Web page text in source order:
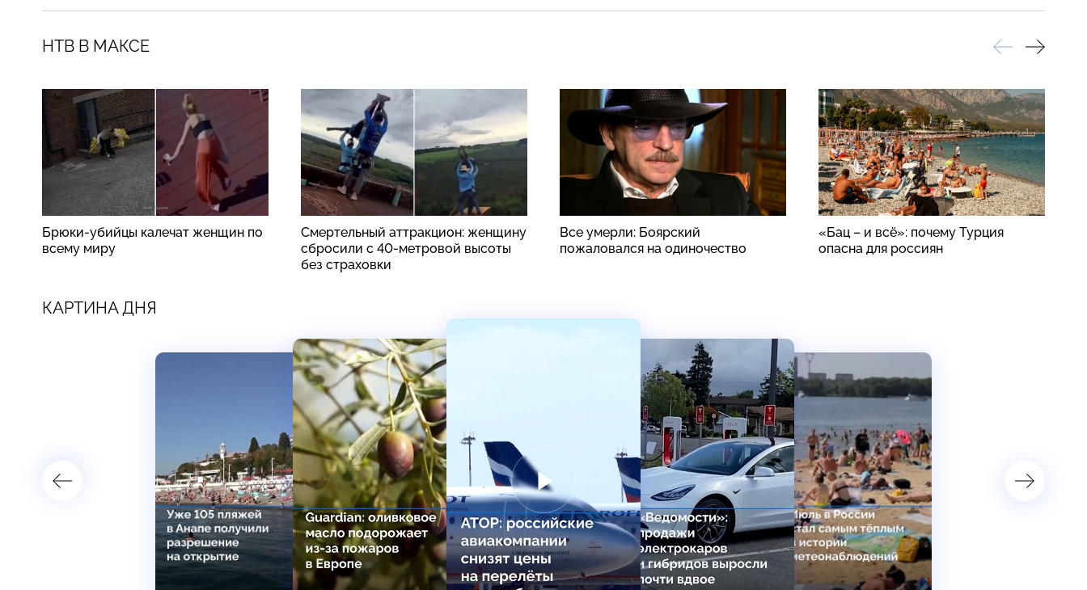
НТВ В МАКСЕ
Брюки-убийцы калечат женщин по
всему миру
Смертельный аттракцион: женщину
сбросили с 40-метровой высоты
без страховки
Все умерли: Боярский
пожаловался на одиночество
«Бац – и всё»: почему Турция
опасна для россиян
КАРТИНА ДНЯ